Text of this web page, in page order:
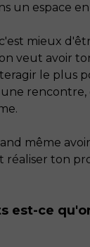
un espace
mieux
veut avoir
le plus
rencontre,
même avoir
réaliser ton
est-ce